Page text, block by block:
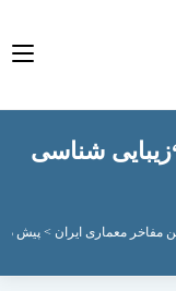
شناسی
معماری ایران > پیش درآمدی